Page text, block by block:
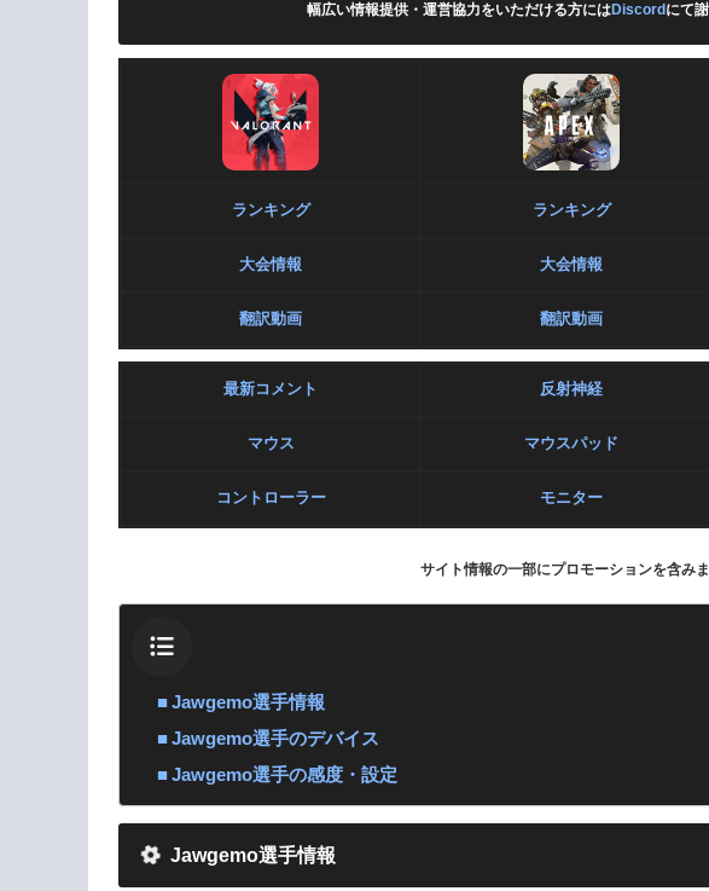
幅広い情報提供・運営協力をいただける方にはDiscord にて
ランキング ランキング
大会情報 大会情報
翻訳動画 翻訳動画
最新コメント 反射神経
マウス マウスパッド
コントローラー モニター
サイト情報の一部にプロモーションを含み
Jawgemo選手情報
Jawgemo選手のデバイス
Jawgemo選手の感度・設定
Jawgemo選手情報